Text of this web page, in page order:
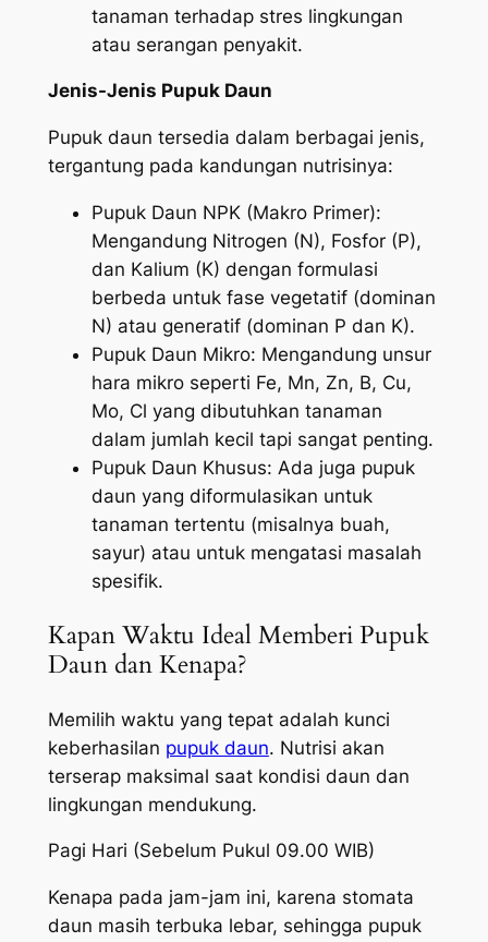
tanaman terhadap stres lingkungan
atau serangan penyakit.
Jenis-Jenis Pupuk Daun
Pupuk daun tersedia dalam berbagai jenis,
tergantung pada kandungan nutrisinya:
Pupuk Daun NPK (Makro Primer):
Mengandung Nitrogen (N), Fosfor (P),
dan Kalium (K) dengan formulasi
berbeda untuk fase vegetatif (dominan
N) atau generatif (dominan P dan K).
Pupuk Daun Mikro: Mengandung unsur
hara mikro seperti Fe, Mn, Zn, B, Cu,
Mo, Cl yang dibutuhkan tanaman
dalam jumlah kecil tapi sangat penting.
Pupuk Daun Khusus: Ada juga pupuk
daun yang diformulasikan untuk
tanaman tertentu (misalnya buah,
sayur) atau untuk mengatasi masalah
spesifik.
Kapan Waktu Ideal Memberi Pupuk
Daun dan Kenapa?
Memilih waktu yang tepat adalah kunci
keberhasilan pupuk daun. Nutrisi akan
terserap maksimal saat kondisi daun dan
lingkungan mendukung.
Pagi Hari (Sebelum Pukul 09.00 WIB)
Kenapa pada jam-jam ini, karena stomata
daun masih terbuka lebar, sehingga pupuk